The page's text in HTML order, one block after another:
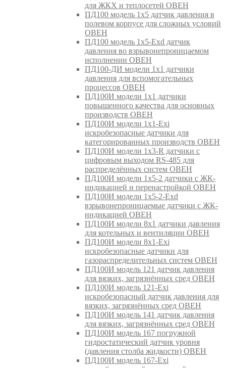
для ЖКХ и теплосетей ОВЕН
ПД100 модель 1х5 датчик давления в
полевом корпусе для сложных условий
ОВЕН
ПД100 модель 1х5-Exd датчик
давления во взрывонепроницаемом
исполнении ОВЕН
ПД100-ДИ модели 1х1 датчики
давления для вспомогательных
процессов ОВЕН
ПД100И модели 1х1 датчики
повышенного качества для основных
производств ОВЕН
ПД100И модели 1х1-Exi
искробезопасные датчики для
категорированных производств ОВЕН
ПД100И модели 1х3-R датчики с
цифровым выходом RS-485 для
распределённых систем ОВЕН
ПД100И модели 1х5-2 датчики с ЖК-
индикацией и перенастройкой ОВЕН
ПД100И модели 1х5-2-Exd
взрывонепроницаемые датчики с ЖК-
индикацией ОВЕН
ПД100И модели 8х1 датчики давления
для котельных и вентиляции ОВЕН
ПД100И модели 8х1-Exi
искробезопасные датчики для
газораспределительных систем ОВЕН
ПД100И модель 121 датчик давления
для вязких, загрязнённых сред ОВЕН
ПД100И модель 121-Exi
искробезопасный датчик давления для
вязких, загрязнённых сред ОВЕН
ПД100И модель 141 датчик давления
для вязких, загрязнённых сред ОВЕН
ПД100И модель 167 погружной
гидростатический датчик уровня
(давления столба жидкости) ОВЕН
ПД100И модель 167-Exi